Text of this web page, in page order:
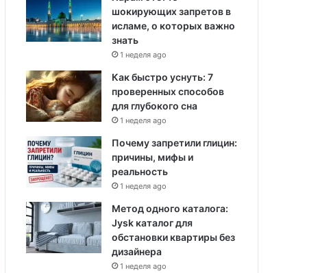
шокирующих запретов в
исламе, о которых важно
знать
1 неделя ago
Как быстро уснуть: 7
проверенных способов
для глубокого сна
1 неделя ago
Почему запретили глицин:
причины, мифы и
реальность
1 неделя ago
Метод одного каталога:
Jysk каталог для
обстановки квартиры без
дизайнера
1 неделя ago